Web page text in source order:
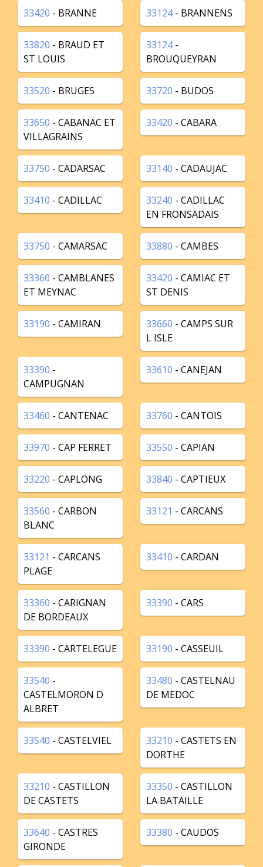
33420 - BRANNE 33124- BRANNENS
33820 - BRAUD ET
ST LOUIS
33124-
BROUQUEYRAN
33520 - BRUGES 33720 - BUDOS
33650 - CABANAC ET
VILLAGRAINS
33420 - CABARA
33750 - CADARSAC 33140 - CADAUJAC
33410 - CADILLAC 33240 - CADILLAC
EN FRONSADAIS
33750 - CAMARSAC 33880 - CAMBES
33360 - CAMBLANES
ET MEYNAC
33420 - CAMIAC ET
ST DENIS
33190 - CAMIRAN 33660 - CAMPS SUR
L ISLE
33390 -
CAMPUGNAN
33610 - CANEJAN
33460 - CANTENAC 33760 - CANTOIS
33970 - CAP FERRET 33550 - CAPIAN
33220 - CAPLONG 33840 - CAPTIEUX
33560 - CARBON
BLANC
33121 - CARCANS
33121 - CARCANS
PLAGE
33410 - CARDAN
33360 - CARIGNAN
DE BORDEAUX
33390 - CARS
33390 - CARTELEGUE 33190 - CASSEUIL
33540 -
CASTELMORON D
ALBRET
33480 - CASTELNAU
DE MEDOC
33540 - CASTELVIEL 33210 - CASTETS EN
DORTHE
33210 - CASTILLON
DE CASTETS
33350 - CASTILLON
LA BATAILLE
33640 - CASTRES
GIRONDE
33380 - CAUDOS